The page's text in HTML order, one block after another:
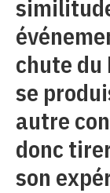
chute du
se
autre
donc
son